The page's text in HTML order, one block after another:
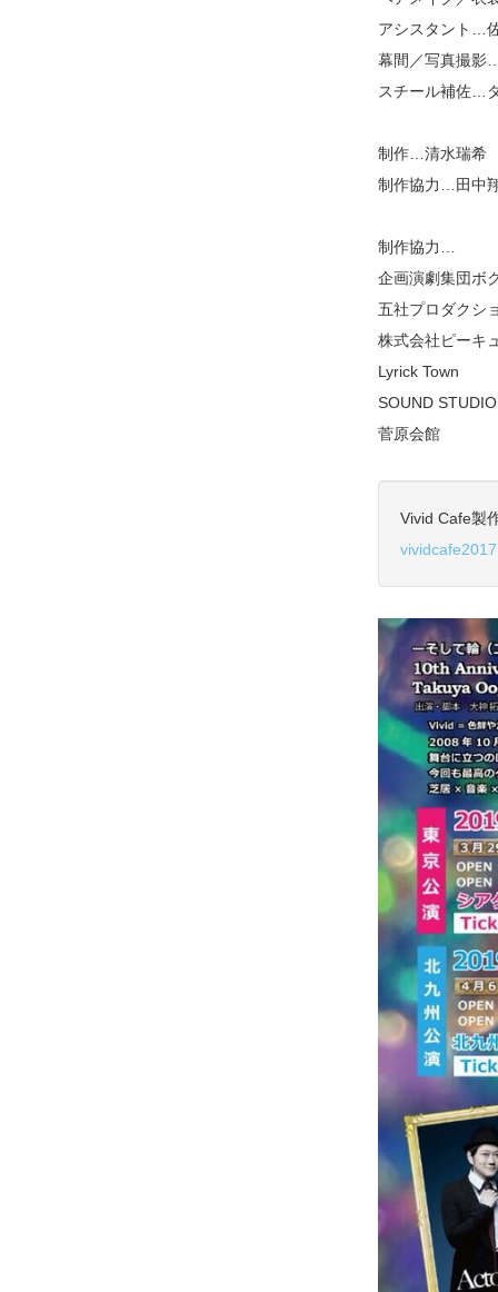
アシスタント…
幕間／写真撮影
スチール補佐…
制作…清水瑞希
制作協力…田中
制作協力…
企画演劇集団ボ
五社プロダクシ
株式会社ピーキ
Lyrick Town
SOUND
菅原会館
Vivid Cafe製